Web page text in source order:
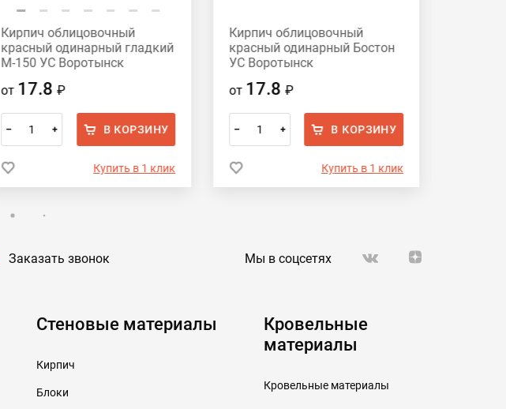
Кирпич облицовочный
красный одинарный гладкий
М-150 УС Воротынск
от 17.8₽
– + В КОРЗИНУ
Купить в 1 клик
Кирпич облицовочный
красный одинарный Бостон
УС Воротынск
от 17.8₽
– + В КОРЗИНУ
Купить в 1 клик
Заказать звонок Мы в соцсетях
Стеновые материалы
Кирпич
Блоки
Кровельные
материалы
Кровельные материалы